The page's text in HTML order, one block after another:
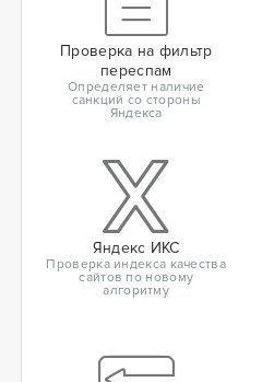
Проверка на фильтр
переспам
Определяет наличие
санкций со стороны
Яндекса
Яндекс ИКС
Проверка индекса качества
сайтов по новому
алгоритму